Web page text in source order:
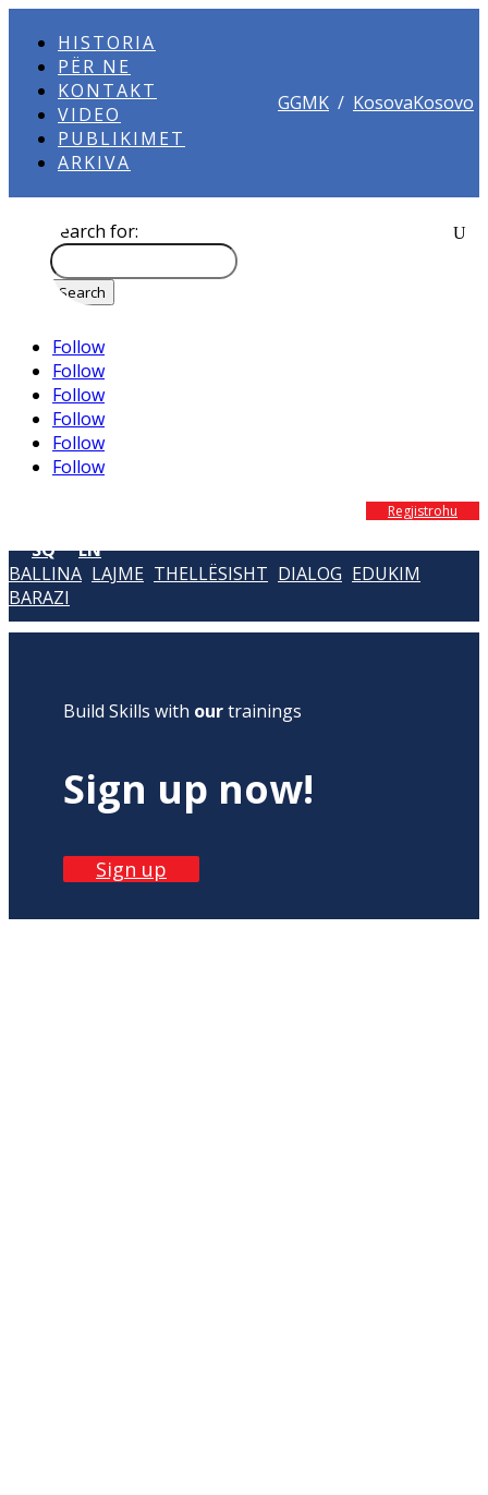
HISTORIA
PËR NE
KONTAKT
VIDEO
PUBLIKIMET
ARKIVA
GGMK / KosovaKosovo
Search for:
Follow
Follow
Follow
Follow
Follow
Follow
SQ EN
Regjistrohu
BALLINA LAJME THELLËSISHT DIALOG EDUKIM
BARAZI
Build Skills with ourtrainings
Sign up now!
Sign up